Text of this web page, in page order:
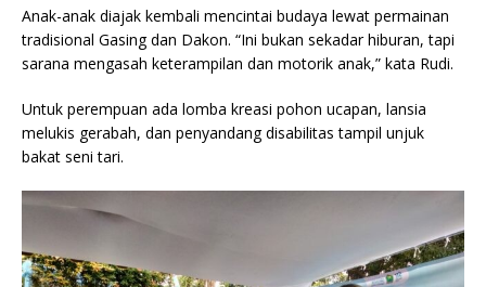
Anak-anak diajak kembali mencintai budaya lewat permainan
tradisional Gasing dan Dakon. “Ini bukan sekadar hiburan, tapi
sarana mengasah keterampilan dan motorik anak,” kata Rudi.
Untuk perempuan ada lomba kreasi pohon ucapan, lansia
melukis gerabah, dan penyandang disabilitas tampil unjuk
bakat seni tari.